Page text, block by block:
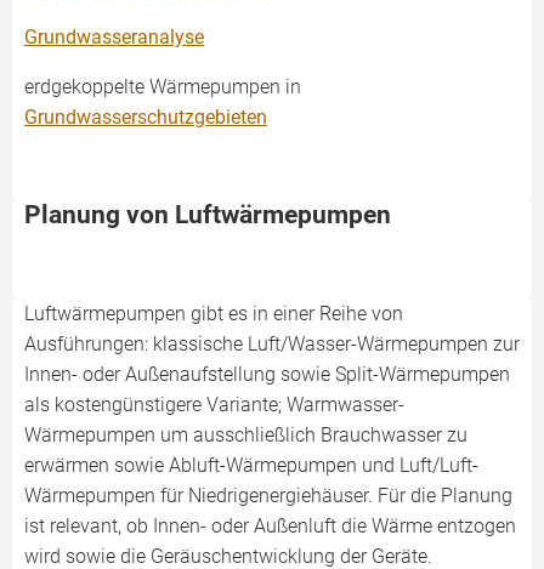
Grundwasseranalyse
erdgekoppelte Wärmepumpen in
Grundwasserschutzgebieten
Planung von Luftwärmepumpen
Luftwärmepumpen gibt es in einer Reihe von
Ausführungen: klassische Luft/Wasser-Wärmepumpen zur
Innen- oder Außenaufstellung sowie Split-Wärmepumpen
als kostengünstigere Variante; Warmwasser-
Wärmepumpen um ausschließlich Brauchwasser zu
erwärmen sowie Abluft-Wärmepumpen und Luft/Luft-
Wärmepumpen für Niedrigenergiehäuser. Für die Planung
ist relevant, ob Innen- oder Außenluft die Wärme entzogen
wird sowie die Geräuschentwicklung der Geräte.